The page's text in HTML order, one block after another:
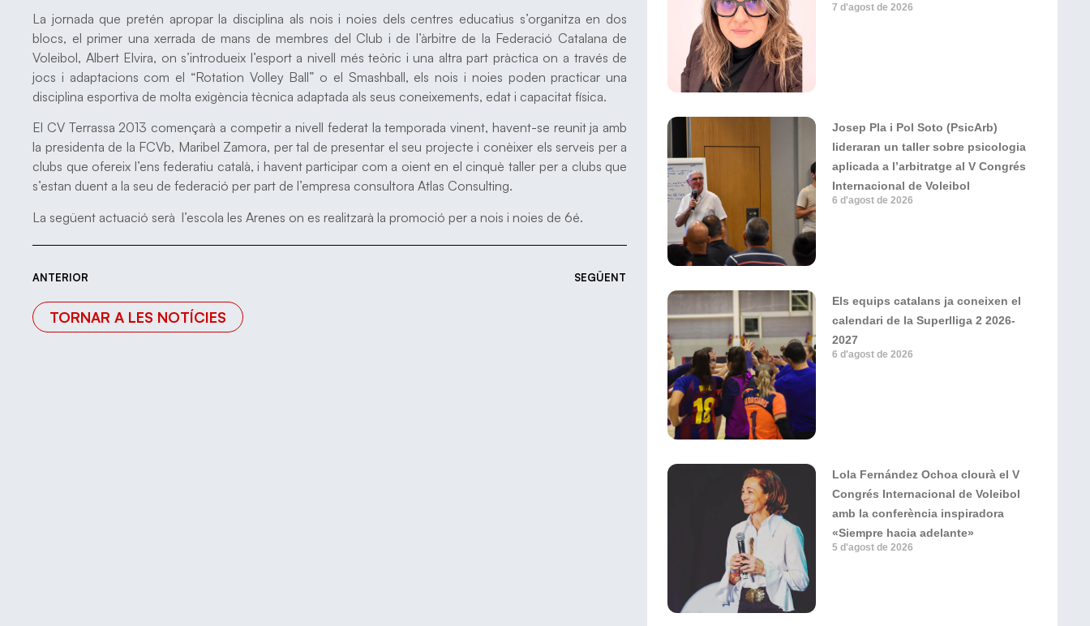
La jornada que pretén apropar la disciplina als nois i noies dels centres educatius s’organitza en dos
blocs, el primer una xerrada de mans de membres del Club i de l’àrbitre de la Federació Catalana de
Voleibol, Albert Elvira, on s’introdueix l’esport a nivell més teòric i una altra part pràctica on a través de
jocs i adaptacions com el “Rotation Volley Ball” o el Smashball, els nois i noies poden practicar una
disciplina esportiva de molta exigència tècnica adaptada als seus coneixements, edat i capacitat física.
El CV Terrassa 2013 començarà a competir a nivell federat la temporada vinent, havent-se reunit ja amb
la presidenta de la FCVb, Maribel Zamora, per tal de presentar el seu projecte i conèixer els serveis per a
clubs que ofereix l’ens federatiu català, i havent participar com a oient en el cinquè taller per a clubs que
s’estan duent a la seu de federació per part de l’empresa consultora Atlas Consulting.
La següent actuació serà l’escola les Arenes on es realitzarà la promoció per a nois i noies de 6é.
ANTERIOR SEGÜENT
TORNAR A LES NOTÍCIES
7 d'agost de 2026
Josep Pla i Pol Soto (PsicArb)
lideraran un taller sobre psicologia
aplicada a l’arbitratge al V Congrés
Internacional de Voleibol
6 d'agost de 2026
Els equips catalans ja coneixen el
calendari de la Superlliga 2 2026-
2027
6 d'agost de 2026
Lola Fernández Ochoa clourà el V
Congrés Internacional de Voleibol
amb la conferència inspiradora
«Siempre hacia adelante»
5 d'agost de 2026